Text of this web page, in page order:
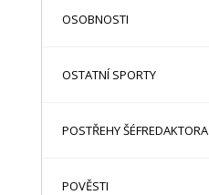
OSOBNOSTI
OSTATNÍ SPORTY
POSTŘEHY ŠÉFREDAKTORA
POVĚSTI